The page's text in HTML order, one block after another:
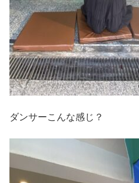
ダンサーこんな感じ？